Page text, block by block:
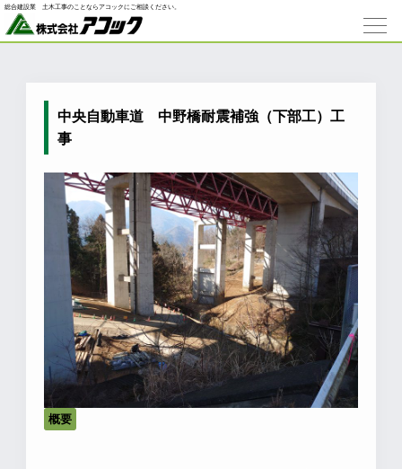
総合建設業 ⼟⽊⼯事のことならアコックにご相談ください。
中央自動車道 中野橋耐震補強（下部工）工
事
概要